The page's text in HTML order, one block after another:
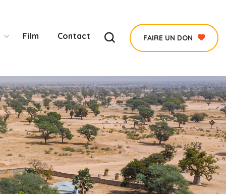
Film Contact FAIRE UN DON